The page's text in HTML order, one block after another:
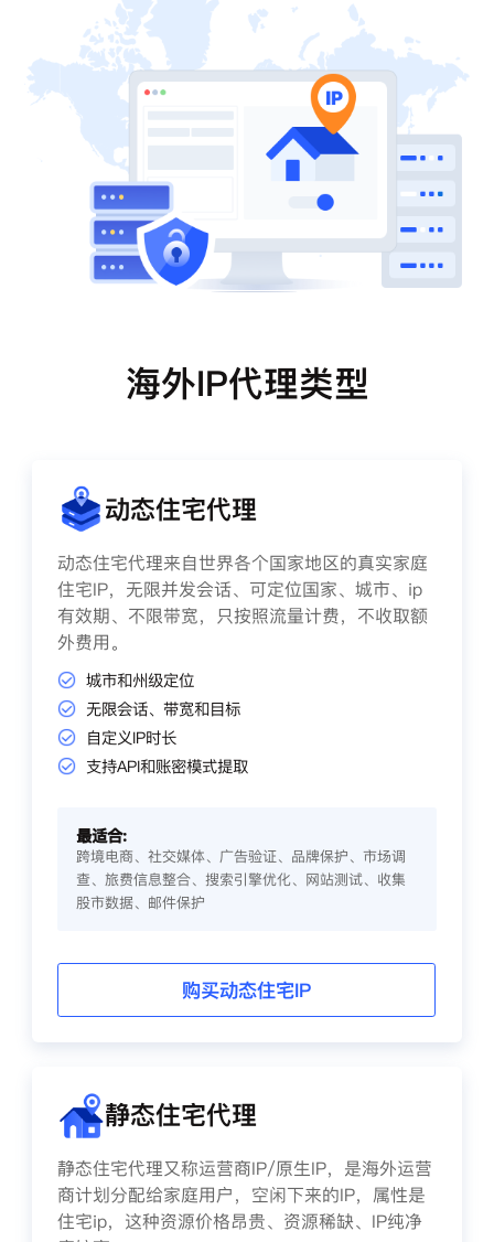
海外IP代理类型
动态住宅代理
动态住宅代理来自世界各个国家地区的真实家庭
住宅IP，无限并发会话、可定位国家、城市、ip
有效期、不限带宽，只按照流量计费，不收取额
外费用。
城市和州级定位
无限会话、带宽和目标
自定义IP时长
支持API和账密模式提取
最适合:
跨境电商、社交媒体、广告验证、品牌保护、市场调
查、旅费信息整合、搜索引擎优化、网站测试、收集
股市数据、邮件保护
购买动态住宅IP
静态住宅代理
静态住宅代理又称运营商IP/原生IP，是海外运营
商计划分配给家庭用户，空闲下来的IP，属性是
住宅ip，这种资源价格昂贵、资源稀缺、IP纯净